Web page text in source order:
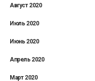
Август 2020
Июль 2020
Июнь 2020
Апрель 2020
Март 2020